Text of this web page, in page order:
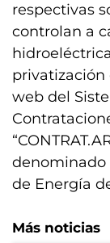
respectivas
controlan a
privatización
web del
denominado
de Energía
Más noticias